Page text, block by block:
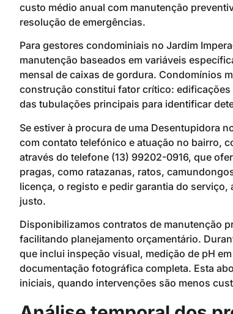
custo médio anual com manutenção
resolução de emergências.
Para gestores condominiais no Jardim
manutenção baseados em variáveis
mensal de caixas de gordura. Condomínios
construção constitui fator crítico:
das tubulações principais para identificar
Se estiver à procura de uma Desentupidora
com contato telefónico e atuação no bairro,
através do telefone (13) 99202-0916, que
pragas, como ratazanas, ratos,
licença, o registo e pedir garantia do
justo.
Disponibilizamos contratos de manutenção
facilitando planejamento orçamentário.
que inclui inspeção visual, medição de pH
documentação fotográfica completa. Esta
iniciais, quando intervenções são menos